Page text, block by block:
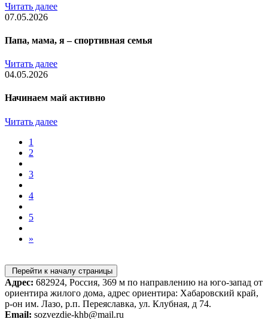
Читать далее
07.05.2026
Папа, мама, я – спортивная семья
Читать далее
04.05.2026
Начинаем май активно
Читать далее
1
2
3
4
5
»
Перейти к началу страницы
Адрес: 682924, Россия, 369 м по направлению на юго-запад от
ориентира жилого дома, адрес ориентира: Хабаровский край,
р-он им. Лазо, р.п. Переяславка, ул. Клубная, д 74.
Email: sozvezdie-khb@mail.ru